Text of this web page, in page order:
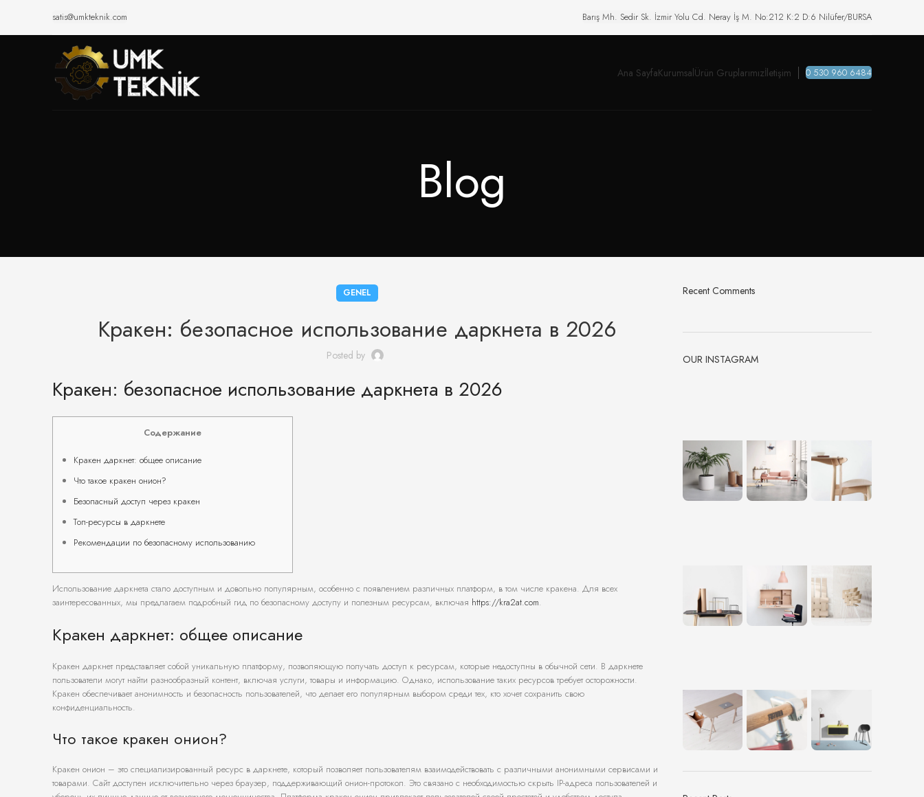
satis@umkteknik.com Barış Mh. Sedir Sk. İzmir Yolu Cd. Neray İş M. No:212 K:2 D:6 Nilüfer/BURSA
Ana SayfaKurumsalÜrün Gruplarımızİletişim 0 530 960 6484
Blog
GENEL
Кракен: безопасное использование даркнета в 2026
Posted by
Кракен: безопасное использование даркнета в 2026
Содержание
Кракен даркнет: общее описание
Что такое кракен онион?
Безопасный доступ через кракен
Топ-ресурсы в даркнете
Рекомендации по безопасному использованию
Использование даркнета стало доступным и довольно популярным, особенно с появлением различных платформ, в том числе кракена. Для всех
заинтересованных, мы предлагаем подробный гид по безопасному доступу и полезным ресурсам, включая https://kra2at.com.
Кракен даркнет: общее описание
Кракен даркнет представляет собой уникальную платформу, позволяющую получать доступ к ресурсам, которые недоступны в обычной сети. В даркнете
пользователи могут найти разнообразный контент, включая услуги, товары и информацию. Однако, использование таких ресурсов требует осторожности.
Кракен обеспечивает анонимность и безопасность пользователей, что делает его популярным выбором среди тех, кто хочет сохранить свою
конфиденциальность.
Что такое кракен онион?
Кракен онион – это специализированный ресурс в даркнете, который позволяет пользователям взаимодействовать с различными анонимными сервисами и
товарами. Сайт доступен исключительно через браузер, поддерживающий онион-протокол. Это связано с необходимостью скрыть IP-адреса пользователей и
Recent Comments
OUR INSTAGRAM